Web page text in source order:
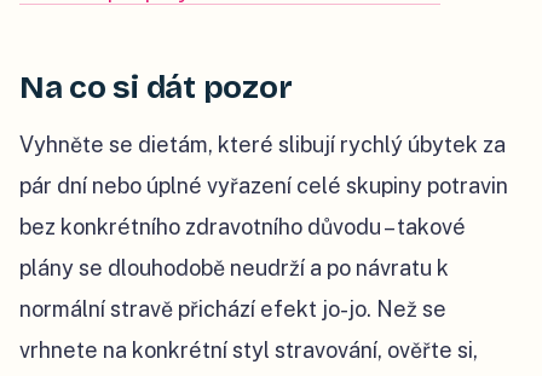
Na co si dát pozor
Vyhněte se dietám, které slibují rychlý úbytek za
pár dní nebo úplné vyřazení celé skupiny potravin
bez konkrétního zdravotního důvodu – takové
plány se dlouhodobě neudrží a po návratu k
normální stravě přichází efekt jo-jo. Než se
vrhnete na konkrétní styl stravování, ověřte si,